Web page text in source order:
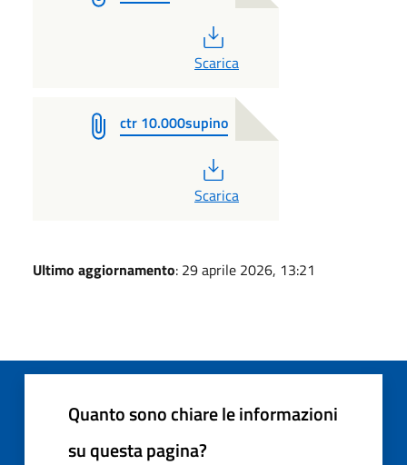
Scarica
ctr 10.000supino
Scarica
Ultimo aggiornamento: 29 aprile 2026, 13:21
Quanto sono chiare le informazioni
su questa pagina?